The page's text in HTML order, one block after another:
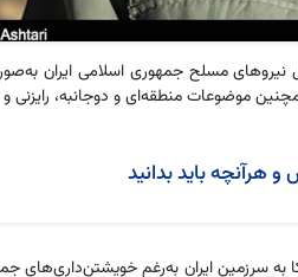
مسلح جمهوری اسلامی ایران
هرآنچه باید بدانید
به سرزمین ایران به‌رغم خویشتن‌دارى‌هاى